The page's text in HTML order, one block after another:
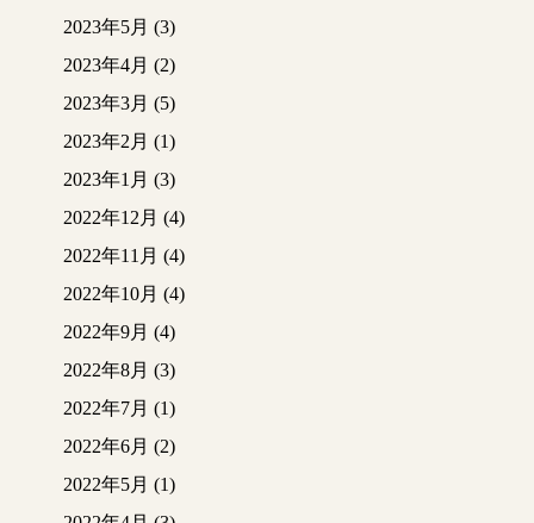
2023年5月 (3)
2023年4月 (2)
2023年3月 (5)
2023年2月 (1)
2023年1月 (3)
2022年12月 (4)
2022年11月 (4)
2022年10月 (4)
2022年9月 (4)
2022年8月 (3)
2022年7月 (1)
2022年6月 (2)
2022年5月 (1)